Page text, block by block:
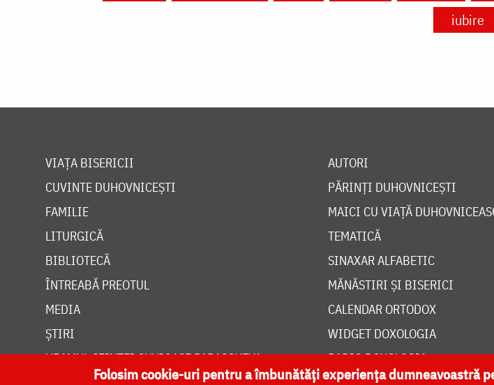
iubire
VIAȚA BISERICII
CUVINTE DUHOVNICEȘTI
FAMILIE
LITURGICĂ
BIBLIOTECĂ
ÎNTREABĂ PREOTUL
MEDIA
ȘTIRI
HRAMUL SFINTEI CUVIOASE PARASCHEVA
AUTORI
PĂRINȚI DUHOVNICEȘTI
MAICI CU VIAȚĂ
TEMATICĂ
SINAXAR ALFABETIC
MĂNĂSTIRI ȘI BISERICI
CALENDAR ORTODOX
WIDGET DOXOLOGIA
RADIO DOXOLOGIA
Folosim cookie-uri pentru a îmbunătăți experiența dumneavoastră